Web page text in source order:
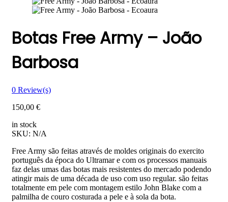
Botas Free Army – João
Barbosa
0 Review(s)
150,00 €
in stock
SKU: N/A
Free Army são feitas através de moldes originais do exercito
português da época do Ultramar e com os processos manuais
faz delas umas das botas mais resistentes do mercado podendo
atingir mais de uma década de uso com uso regular. são feitas
totalmente em pele com montagem estilo John Blake com a
palmilha de couro costurada a pele e à sola da bota.